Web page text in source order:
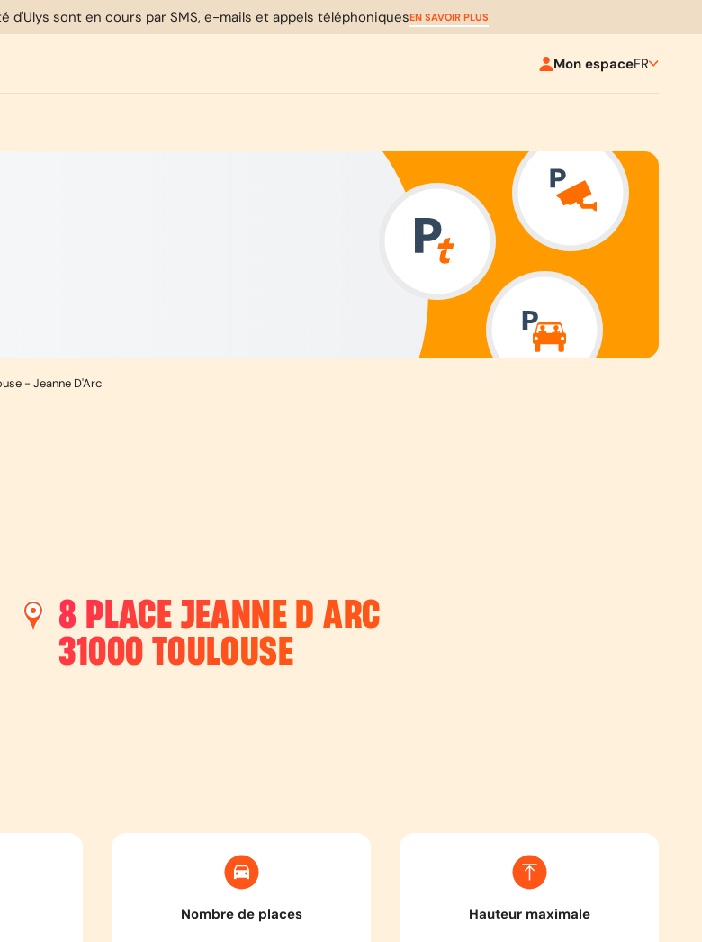
sont en cours par SMS, e-mails et appels téléphoniquesEN SAVOIR PLUS
Mon espaceFR
- Jeanne D'Arc
8 PLACE JEANNE D ARC
31000 TOULOUSE
Nombre de places
Hauteur maximale